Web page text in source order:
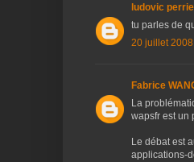
ludovic
tu parles de
20 juillet
Fabrice
La
wapsfr est un
Le débat est
applications-